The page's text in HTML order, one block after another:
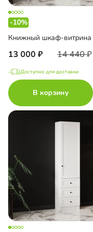
-10%
13 000 14 440
Доступно для доставки
В корзину